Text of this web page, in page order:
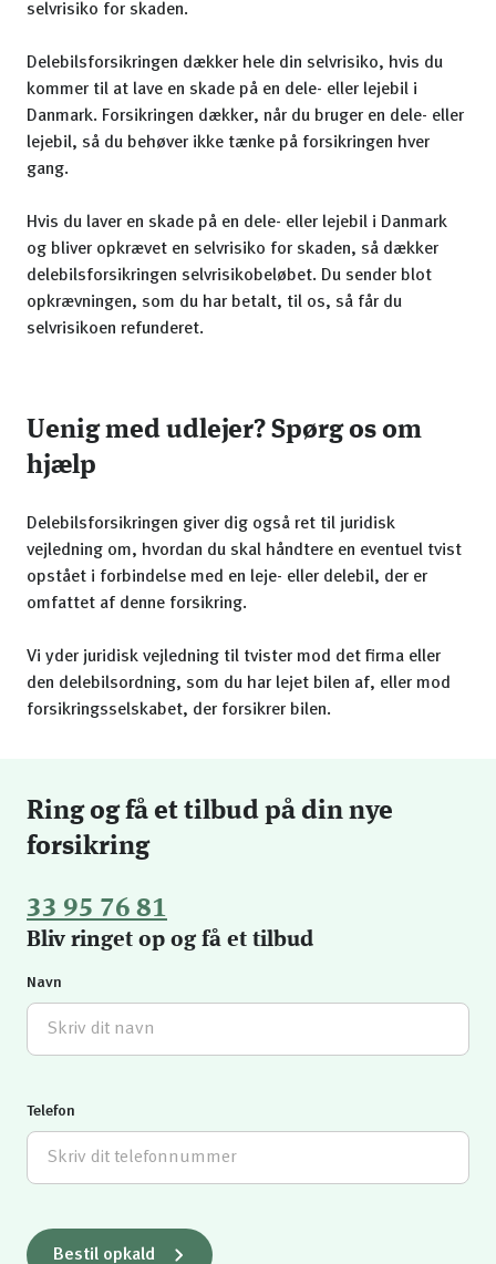
selvrisiko for skaden.
Delebilsforsikringen dækker hele din selvrisiko, hvis du
kommer til at lave en skade på en dele- eller lejebil i
Danmark. Forsikringen dækker, når du bruger en dele- eller
lejebil, så du behøver ikke tænke på forsikringen hver
gang.
Hvis du laver en skade på en dele- eller lejebil i Danmark
og bliver opkrævet en selvrisiko for skaden, så dækker
delebilsforsikringen selvrisikobeløbet. Du sender blot
opkrævningen, som du har betalt, til os, så får du
selvrisikoen refunderet.
Uenig med udlejer? Spørg os om
hjælp
Delebilsforsikringen giver dig også ret til juridisk
vejledning om, hvordan du skal håndtere en eventuel tvist
opstået i forbindelse med en leje- eller delebil, der er
omfattet af denne forsikring.
Vi yder juridisk vejledning til tvister mod det firma eller
den delebilsordning, som du har lejet bilen af, eller mod
forsikringsselskabet, der forsikrer bilen.
Ring og få et tilbud på din nye
forsikring
33 95 76 81
Bliv ringet op og få et tilbud
Navn
Telefon
Bestil opkald